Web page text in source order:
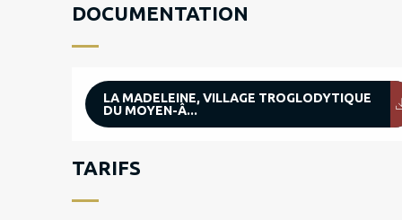
DOCUMENTATION
LA MADELEINE, VILLAGE TROGLODYTIQUE
DU MOYEN-Â...
TARIFS